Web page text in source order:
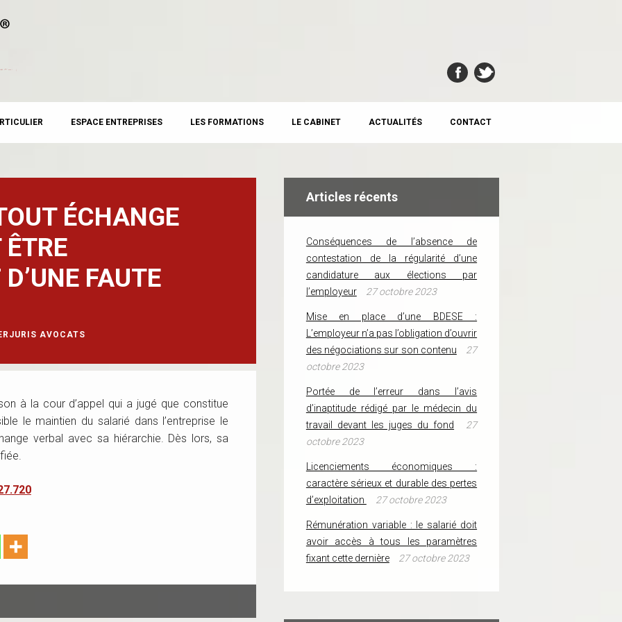
ESPACE ENTREPRISES LES FORMATIONS LE CABINET ACTUALITÉS CONTACT
ÉCHANGE
FAUTE
AVOCATS
à la cour d’appel qui a jugé que constitue
le maintien du salarié dans l’entreprise le
verbal avec sa hiérarchie. Dès lors, sa
Articles récents
Conséquences de l’absence de
contestation de la régularité d’une
candidature aux élections par
l’employeur
27 octobre 2023
Mise en place d’une BDESE :
L’employeur n’a pas l’obligation d’ouvrir
des négociations sur son contenu
27
octobre 2023
Portée de l’erreur dans l’avis
d’inaptitude rédigé par le médecin du
travail devant les juges du fond
27
octobre 2023
Licenciements économiques :
caractère sérieux et durable des pertes
d’exploitation
27 octobre 2023
Rémunération variable : le salarié doit
avoir accès à tous les paramètres
fixant cette dernière
27 octobre 2023